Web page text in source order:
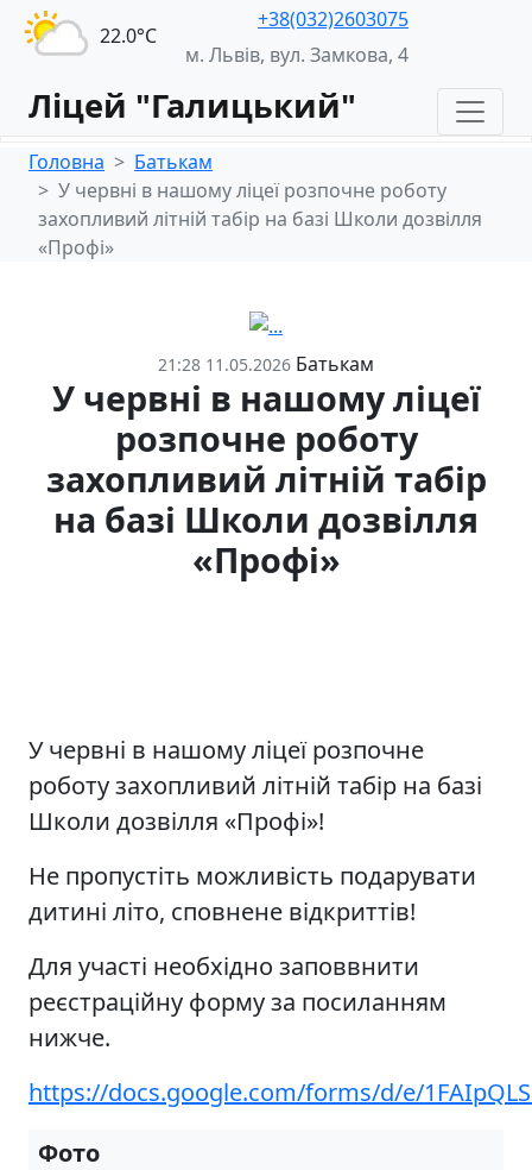
22.0°С
+38(032)2603075
м. Львів, вул. Замкова, 4
Ліцей "Галицький"
Головна
Батькам
У червні в нашому ліцеї розпочне роботу
захопливий літній табір на базі Школи дозвілля
«Профі»
21:28 11.05.2026 Батькам
У червні в нашому ліцеї
розпочне роботу
захопливий літній табір
на базі Школи дозвілля
«Профі»
У червні в нашому ліцеї розпочне
роботу захопливий літній табір на базі
Школи дозвілля «Профі»!
Не пропустіть можливість подарувати
дитині літо, сповнене відкриттів!
Для участі необхідно заповвнити
реєстраційну форму за посиланням
нижче.
https://docs.google.com/forms/d/e/
Фото